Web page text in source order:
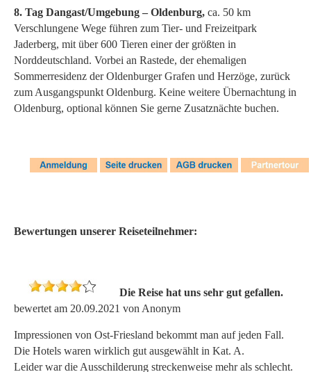
8. Tag Dangast/Umgebung – Oldenburg, ca. 50 km
Verschlungene Wege führen zum Tier- und Freizeitpark
Jaderberg, mit über 600 Tieren einer der größten in
Norddeutschland. Vorbei an Rastede, der ehemaligen
Sommerresidenz der Oldenburger Grafen und Herzöge, zurück
zum Ausgangspunkt Oldenburg. Keine weitere Übernachtung in
Oldenburg, optional können Sie gerne Zusatznächte buchen.
Bewertungen unserer Reiseteilnehmer:
Die Reise hat uns sehr gut gefallen.
bewertet am 20.09.2021 von Anonym
Impressionen von Ost-Friesland bekommt man auf jeden Fall.
Die Hotels waren wirklich gut ausgewählt in Kat. A.
Leider war die Ausschilderung streckenweise mehr als schlecht.